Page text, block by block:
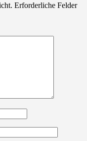
Erforderliche Felder